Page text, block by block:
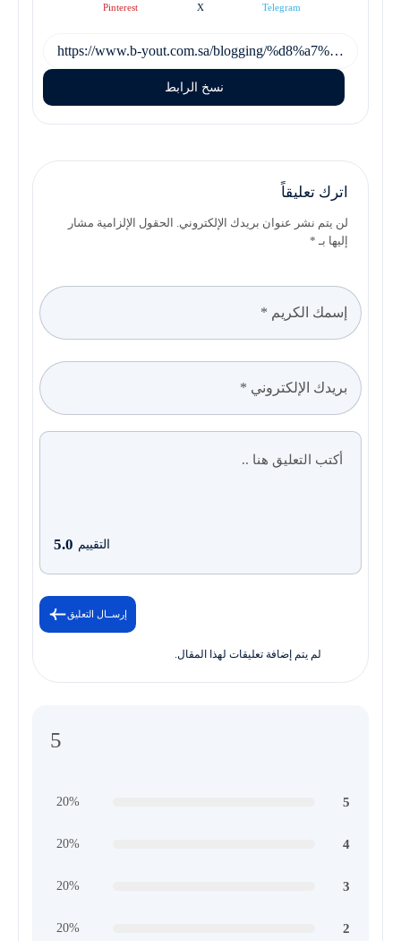
Telegram
X
Pinterest
نسخ الرابط
اترك تعليقاً
لن يتم نشر عنوان بريدك الإلكتروني. الحقول الإلزامية مشار
إليها بـ *
التقييم 5.0
إرســال التعليق
لم يتم إضافة تعليقات لهذا المقال.
5
5
20%
4
20%
3
20%
2
20%